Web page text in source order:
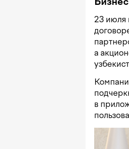
23 июля
а
в